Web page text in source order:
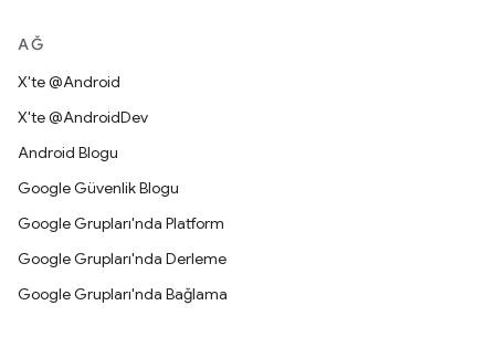
AĞ
X'te @Android
X'te @AndroidDev
Android Blogu
Google Güvenlik Blogu
Google Grupları'nda Platform
Google Grupları'nda Derleme
Google Grupları'nda Bağlama